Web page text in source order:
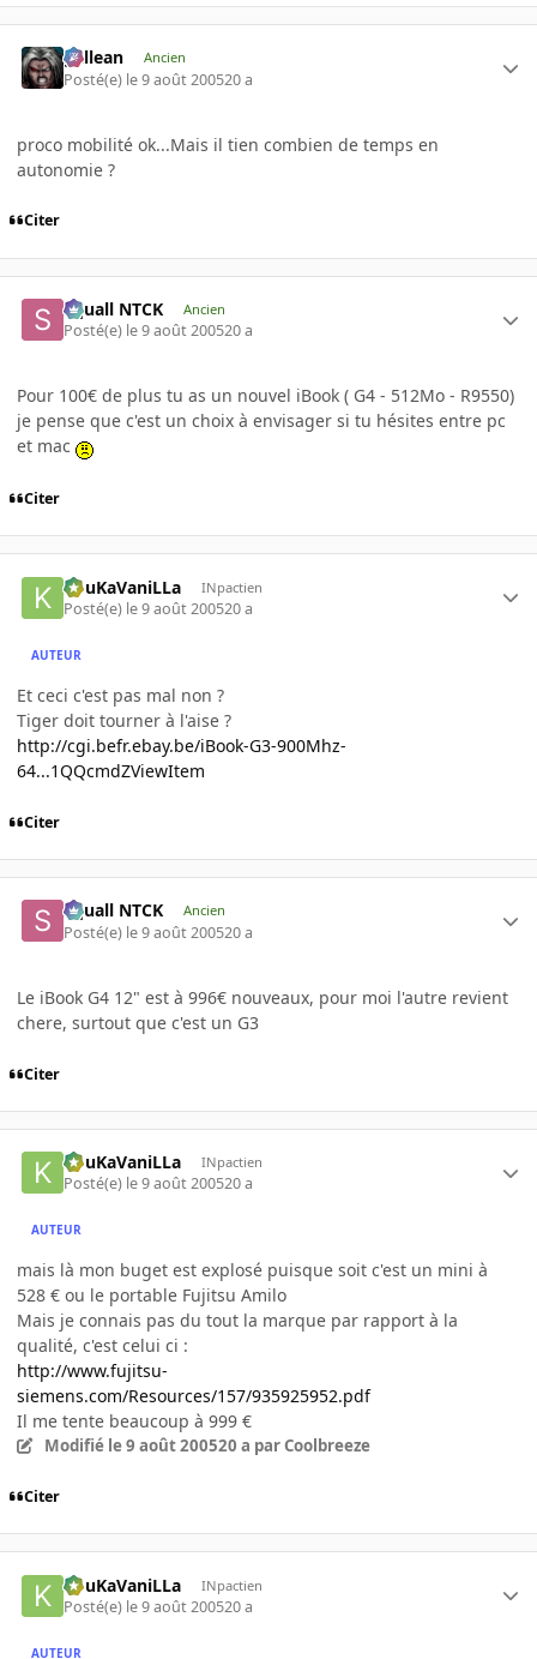
gallean Ancien
Posté(e) le 9 août 200520 a
proco mobilité ok...Mais il tien combien de temps en
autonomie ?
Citer
Squall NTCK Ancien
Posté(e) le 9 août 200520 a
Pour 100€ de plus tu as un nouvel iBook ( G4 - 512Mo - R9550)
je pense que c'est un choix à envisager si tu hésites entre pc
et mac
Citer
KouKaVaniLLa INpactien
Posté(e) le 9 août 200520 a
AUTEUR
Et ceci c'est pas mal non ?
Tiger doit tourner à l'aise ?
http://cgi.befr.ebay.be/iBook-G3-900Mhz-
64...1QQcmdZViewItem
Citer
Squall NTCK Ancien
Posté(e) le 9 août 200520 a
Le iBook G4 12" est à 996€ nouveaux, pour moi l'autre revient
chere, surtout que c'est un G3
Citer
KouKaVaniLLa INpactien
Posté(e) le 9 août 200520 a
AUTEUR
mais là mon buget est explosé puisque soit c'est un mini à
528 € ou le portable Fujitsu Amilo
Mais je connais pas du tout la marque par rapport à la
qualité, c'est celui ci :
http://www.fujitsu-
siemens.com/Resources/157/935925952.pdf
Il me tente beaucoup à 999 €
Modifié le 9 août 200520 a par Coolbreeze
Citer
KouKaVaniLLa INpactien
Posté(e) le 9 août 200520 a
AUTEUR